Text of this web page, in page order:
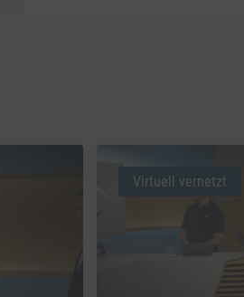
Virtuell vernetzt